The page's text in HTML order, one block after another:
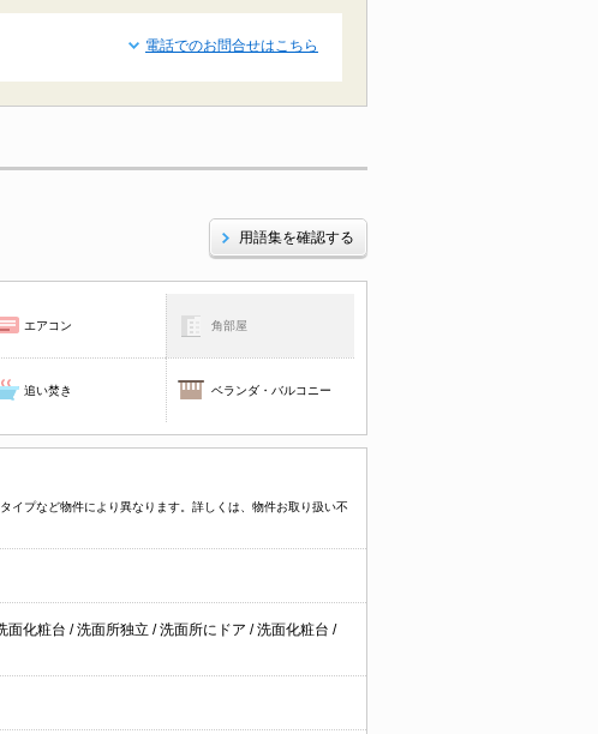
電話でのお問合せはこちら
用語集を確認する
エアコン 角部屋
追い焚き ベランダ・バルコニー
プなど物件により異なります。詳しくは、物件お取り扱い不
面化粧台 /洗面所独立 /洗面所にドア /洗面化粧台 /